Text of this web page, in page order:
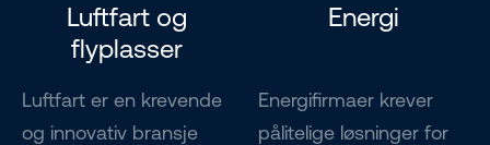
Luftfart og
flyplasser
Luftfart er en krevende
og innovativ bransje
Energi
Energifirmaer krever
pålitelige løsninger for